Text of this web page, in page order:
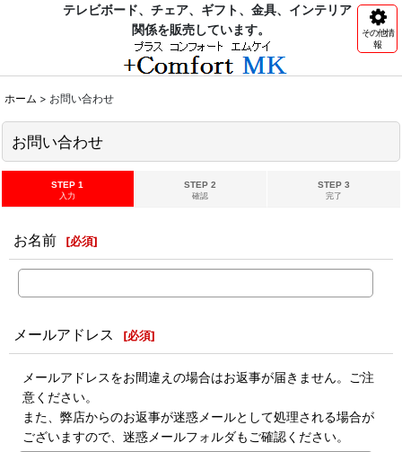
テレビボード、チェア、ギフト、金具、インテリア
関係を販売しています。
その他情
報
ホーム > お問い合わせ
お問い合わせ
STEP 1
入力
STEP 2
確認
STEP 3
完了
お名前 [必須]
メールアドレス [必須]
メールアドレスをお間違えの場合はお返事が届きません。ご注
意ください。
また、弊店からのお返事が迷惑メールとして処理される場合が
ございますので、迷惑メールフォルダもご確認ください。